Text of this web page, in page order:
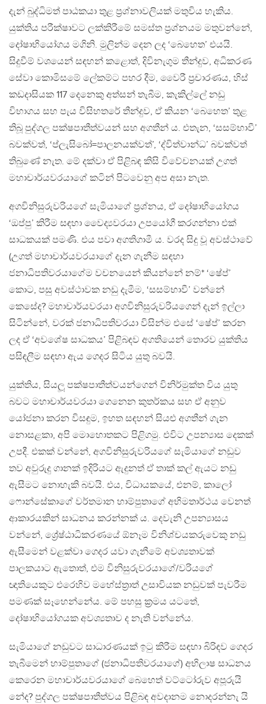
දැන් බුද්ධිමත් පාඨකයා තුළ ප‍්‍රශ්නාවලියක් මතුවිය හැකිය.
යුක්තිය පරීක්ෂාවට ලක්කිරීමේ සමස්ත ප‍්‍රශ්නයම මතුවන්නේ,
දෝෂාභියෝගය මගිනි. මුලින්ම දෙන ලද ‘බෙහෙත’ එයයි.
සිදුවීම් වශයෙන් සඳහන් කළොත්, දිවිනැගුම තීන්දුව, අධිකරණ
සේවා කොමිසමේ ලේකම්ට පහර දීම, වෛරී ප‍්‍රචාරණය, හිස්
කඩදාසියක 117 දෙනෙකු අත්සන් තැබීම, කැකිල්ලේ නඩු
විභාගය සහ පැය විසිහතරේ තීන්දුව, ඒ කියන ‘බෙහෙත’ තුළ
තිබූ පුද්ගල පක්ෂපාතීත්වයන් සහ අගතීන් ය. එතැන, ‘සසම්භාවී’
බවක්වත්, ‘ප්ලැසිබෝ=පාලනයක්වත්’, ‘ද්විත්වාන්ධ’ බවක්වත්
තිබුණේ නැත. මේ දක්වා ඒ පිළිබඳ කිසි විවේචනයක් උගත්
මහාචාර්යවරයාගේ කටින් පිටවෙනු අප අසා නැත.
අගවිනිසුරුවරියගේ සැමියාගේ ප‍්‍රශ්නය, ඒ දෝෂාභියෝගය
‘ඔප්පු’ කිරීම සඳහා වෛද්‍යවරයා උපයෝගී කරගන්නා එක්
සාධකයක් පමණි. එය පවා අගතිගාමී ය. වරද සිදු වූ අවස්ථාවේ
(උගත් මහාචාර්යවරයාගේ දැන ගැනීම සඳහා
ජනාධිපතිවරයාගේම වචනයෙන් කියන්නේ නම්* ‘ෂේප්’
කොට, පසු අවස්ථාවක නඩු දැමීම, ‘සසම්භාවී’ වන්නේ
කෙසේද? මහාචාර්යවරයා අගවිනිසුරුවරියගෙන් දැන් ඉල්ලා
සිටින්නේ, වරක් ජනාධිපතිවරයා විසින්ම එසේ ‘ෂේප්’ කරන
ලද ඒ ‘අවශේෂ සාධකය’ පිළිබඳව අගතියෙන් තොරව යුක්තිය
පසිඳලීම සඳහා ඇය ගෙදර සිටිය යුතු බවයි.
යුක්තිය, සියලූ පක්ෂපාතීත්වයන්ගෙන් විනිර්මුක්ත විය යුතු
බවට මහාචාර්යවරයා ගෙනෙන කුතර්කය සහ ඒ අනුව
යෝජනා කරන විසඳුම, ඉහත සඳහන් සියළු අගතීන් ගැන
නොසළකා, අපි මොහොතකට පිළිගමු. එවිට උපන්‍යාස දෙකක්
උපදී. එකක් වන්නේ, අගවිනිසුරුවරියගේ සැමියාගේ නඩුව
තව අවුරුදු ගානක් ඉදිරියට ඇදුනත් ඒ තාක් කල් ඇයට නඩු
ඇසීමට නොහැකි බවයි. එය, විධායකයේ, එනම්, කාලෝ
ෆොන්සේකාගේ වර්තමාන හාම්පුතාගේ අභිමතාර්ථය වෙනත්
ආකාරයකින් සාධනය කරන්නක් ය. දෙවැනි උපන්‍යාසය
වන්නේ, ශ්‍රේෂ්ඨාධිකරණයේ ඕනෑම විනිශ්චයකරුවෙකු නඩු
ඇසීමෙන් වළක්වා ගෙදර යවා ගැනීමේ අවශ්‍යතාවක්
පාලකයාට ඇතොත්, එම විනිසුරුවරයාගේ/වරියගේ
ඥාතියෙකුට එරෙහිව මහේස්ත‍්‍රාත් උසාවියක නඩුවක් පැවරීම
පමණක් සෑහෙන්නේය. මේ පහසු ක‍්‍රමය යටතේ,
දෝෂාභියෝගයක අවශ්‍යතාව ද නැති වන්නේය.
සැමියාගේ නඩුවට සාධාරණයක් ඉටු කිරීම සඳහා බිරිඳව ගෙදර
තැබීමෙන් හාම්පුතාගේ (ජනාධිපතිවරයාගේ) අභිලාෂ සාධනය
කෙරෙන මහාචාර්යවරයාගේ බෙහෙත් වට්ටෝරුව අපූරුයි
නේද? පුද්ගල පක්ෂපාතීත්වය පිළිබඳ අවදානම නොදරන්නැ යි